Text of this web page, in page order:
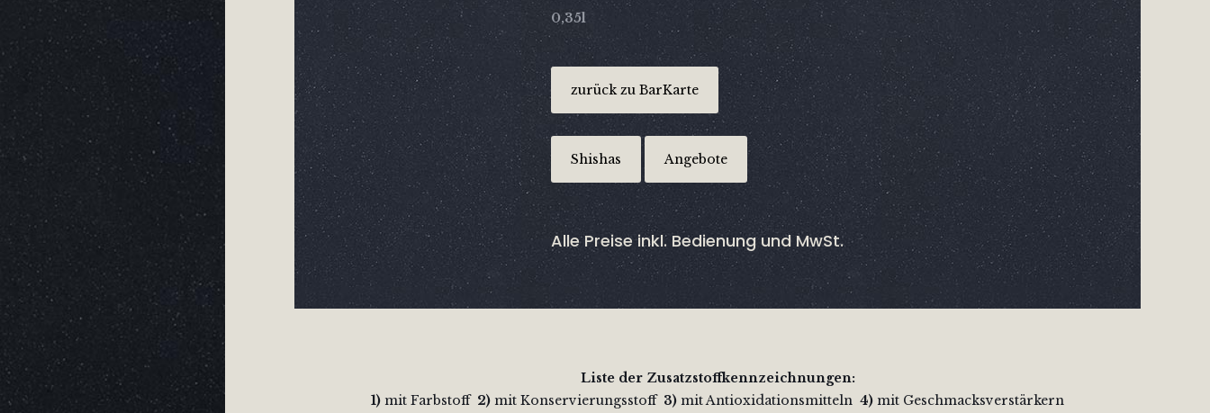
0,35l
zurück zu BarKarte
Shishas Angebote
Alle Preise inkl. Bedienung und MwSt.
Liste der Zusatzstoffkennzeichnungen:
1) mit Farbstoff 2) mit Konservierungsstoff 3) mit Antioxidationsmitteln 4) mit Geschmacksverstärkern